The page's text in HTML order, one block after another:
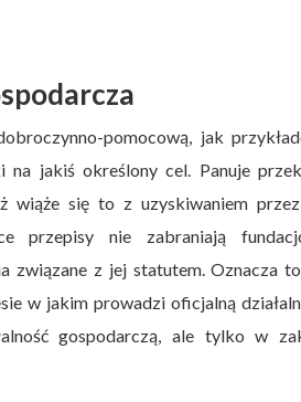
pomocową, jak
jakiś określony cel. Panuje
wiąże się to z uzyskiwaniem
przepisy nie zabraniają
związane z jej statutem. Oznacza
w jakim prowadzi oficjalną
gospodarczą, ale tylko w